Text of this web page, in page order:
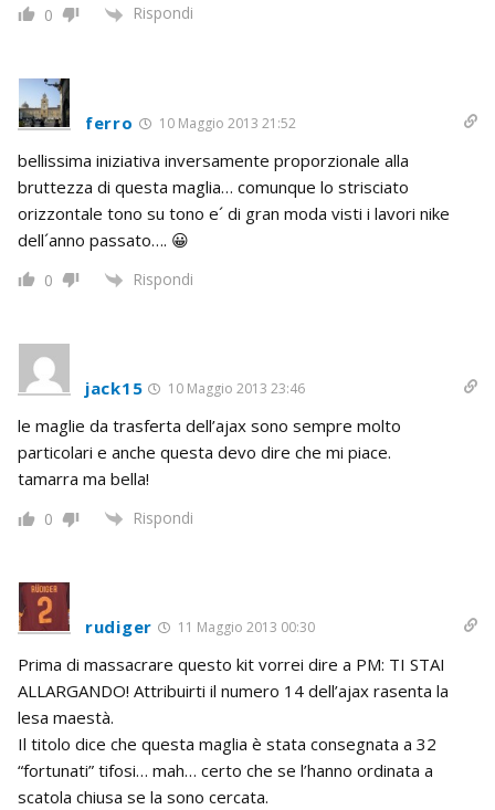
0 Rispondi
ferro 10 Maggio 2013 21:52
bellissima iniziativa inversamente proporzionale alla
bruttezza di questa maglia… comunque lo strisciato
orizzontale tono su tono e´ di gran moda visti i lavori nike
dell´anno passato…. 😀
0 Rispondi
jack15 10 Maggio 2013 23:46
le maglie da trasferta dell’ajax sono sempre molto
particolari e anche questa devo dire che mi piace.
tamarra ma bella!
0 Rispondi
rudiger 11 Maggio 2013 00:30
Prima di massacrare questo kit vorrei dire a PM: TI STAI
ALLARGANDO! Attribuirti il numero 14 dell’ajax rasenta la
lesa maestà.
Il titolo dice che questa maglia è stata consegnata a 32
“fortunati” tifosi… mah… certo che se l’hanno ordinata a
scatola chiusa se la sono cercata.